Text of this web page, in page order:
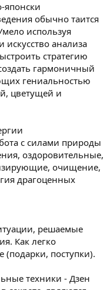
обычно таится
используя
анализа
стратегию
гармоничный
гениальностью
цветущей и
с силами природы
оздоровительные,
очищение,
драгоценных
решаемые
Как легко
(подарки, поступки).
техники - Дзен